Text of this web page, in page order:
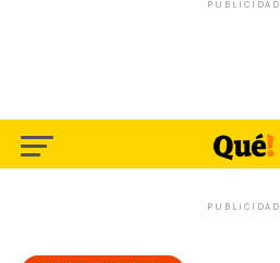
PUBLICIDAD
PUBLICIDAD